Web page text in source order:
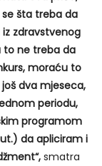
šta treba da
zdravstvenog
to ne treba da
moraću to
dva mjeseca,
periodu,
programom
da apliciram i
smatra